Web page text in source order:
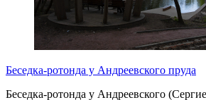
Беседка-ротонда у Андреевского пруда
Беседка-ротонда у Андреевского